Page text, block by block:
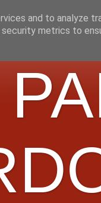
and to analyze
metrics to